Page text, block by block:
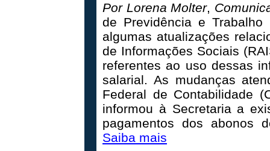
Por Lorena Molter,
de Previdência e
algumas atualizações
de Informações Sociais
referentes ao uso dessas
salarial. As mudanças
Federal de Contabilidade
informou à Secretaria a
pagamentos dos abonos
Saiba mais